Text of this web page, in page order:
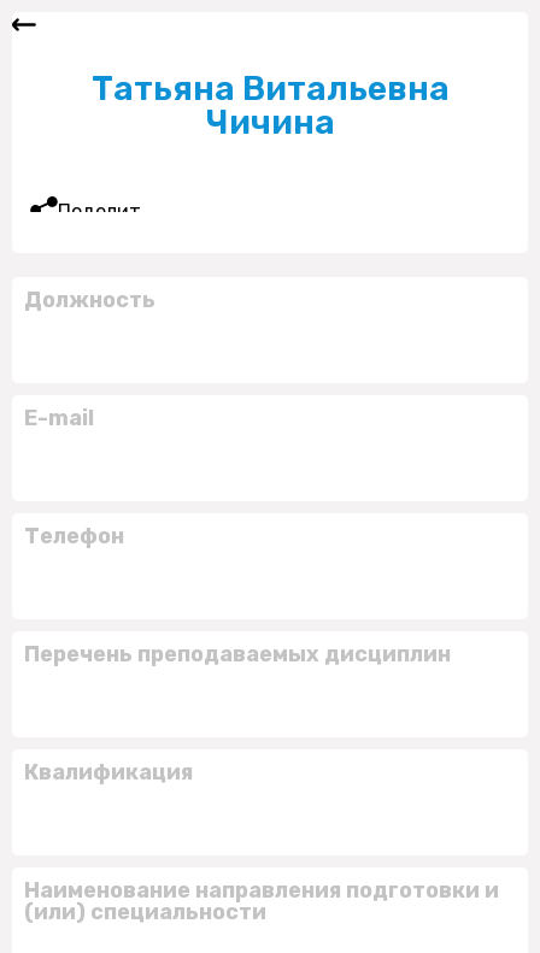
Татьяна Витальевна
Чичина
Поделиться
Должность
E-mail
Телефон
Перечень преподаваемых дисциплин
Квалификация
Наименование направления подготовки и
(или) специальности